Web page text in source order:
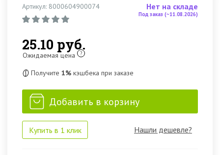
Артикул: 8000604900074 Нет на складе
Под заказ (~11.08.2026)
25.10 руб.
Ожидаемая цена ?
Получите 1% кэшбека при заказе
Добавить в корзину
Купить в 1 клик Нашли дешевле?